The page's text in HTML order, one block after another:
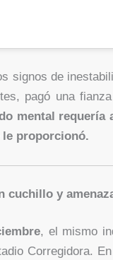
signos de
pagó una
mental
le proporcionó.
cuchillo y
, el mismo
Corregidora.